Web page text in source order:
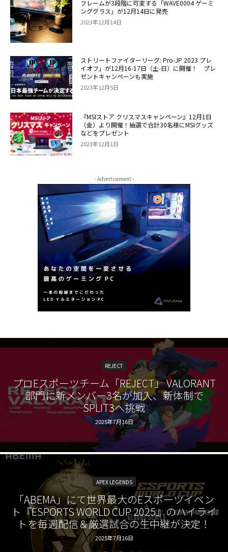
フレームが3段階に可変する「WAVE0004 ゲーミ
ンググラス」が12月14日に発売
2023年12月14日
ストリートファイターリーグ: Pro-JP 2023 プレ
イオフ」が12月16-17日（土-日）に開催！ プレ
ゼントキャンペーンも実施
2023年12月5日
『MSIストア クリスマスキャンペーン』12月1日
（金）より開催！抽選で合計30名様にMSIグッズ
などをプレゼント
2023年12月1日
- Advertisement -
REJECT
プロEスポーツチーム「REJECT」 VALORANT
部門に新メンバー3名が加入、新体制で
SPLIT3へ挑戦
2025年7月16日
APEX LEGENDS
「ABEMA」にて世界最大のEスポーツイベン
ト『ESPORTS WORLD CUP 2025』のハイライ
トを毎週配信＆厳選試合の生中継が決定！
2025年7月16日